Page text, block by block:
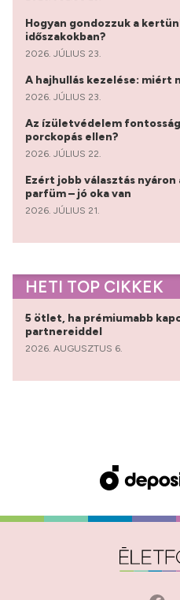
Hogyan gondozzuk a
időszakokban?
2026. JÚLIUS 23.
A hajhullás kezelése: miért
2026. JÚLIUS 23.
Az ízületvédelem
porckopás ellen?
2026. JÚLIUS 22.
Ezért jobb választás
parfüm – jó oka van
2026. JÚLIUS 21.
HETI TOP CIKKEK
5 ötlet, ha prémiumabb
partnereiddel
2026. AUGUSZTUS 6.